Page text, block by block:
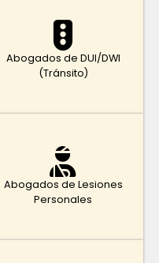
Abogados de DUI/DWI
(Tránsito)
Abogados de Lesiones
Personales